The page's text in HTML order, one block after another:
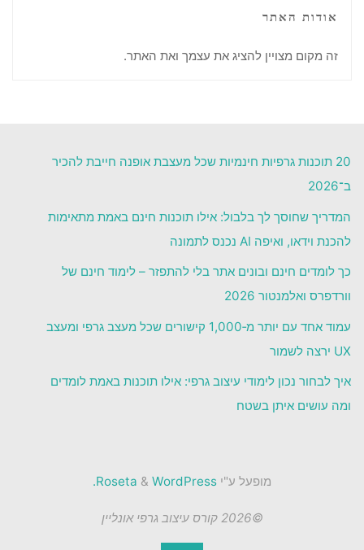
אודות האתר
זה מקום מצויין להציג את עצמך ואת האתר.
20 תוכנות גרפיות חינמיות שכל מעצבת אופנה חייבת להכיר
ב־2026
המדריך שחוסך לך בלבול: אילו תוכנות חינם באמת מתאימות
להכנת וידאו, ואיפה AI נכנס לתמונה
כך לומדים חינם ובונים אתר בלי להתפזר – לימוד חינם של
וורדפרס ואלמנטור 2026
עמוד אחד עם יותר מ‑1,000 קישורים שכל מעצב גרפי ומעצב
UX ירצה לשמור
איך לבחור נכון לימודי עיצוב גרפי: אילו תוכנות באמת לומדים
ומה עושים איתן בשטח
מופעל ע"י & WordPress.
©2026 קורס עיצוב גרפי אונליין